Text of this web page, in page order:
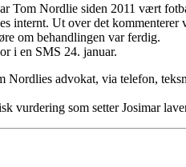
Tom Nordlie siden 2011 vært
internt. Ut over det
om behandlingen var ferdig.
i en SMS 24. januar.
Nordlies advokat, via telefon,
vurdering som setter Josimar